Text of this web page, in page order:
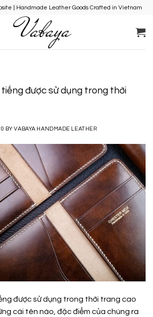
| Handmade Leather Goods Crafted in Vietnam
tiếng được sử dụng trong thời
BYVABAYA HANDMADE LEATHER
được sử dụng trong thời trang cao
cái tên nào, đặc điểm của chúng ra